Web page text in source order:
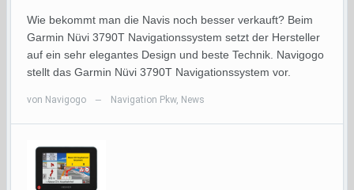
Wie bekommt man die Navis noch besser verkauft? Beim
Garmin Nüvi 3790T Navigationssystem setzt der Hersteller
auf ein sehr elegantes Design und beste Technik. Navigogo
stellt das Garmin Nüvi 3790T Navigationssystem vor.
von Navigogo — Navigation Pkw, News